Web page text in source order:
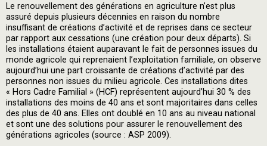
Le renouvellement des générations en agriculture n’est plus
assuré depuis plusieurs décennies en raison du nombre
insuffisant de créations d’activité et de reprises dans ce secteur
par rapport aux cessations (une création pour deux départs). Si
les installations étaient auparavant le fait de personnes issues du
monde agricole qui reprenaient l’exploitation familiale, on observe
aujourd’hui une part croissante de créations d’activité par des
personnes non issues du milieu agricole. Ces installations dites
« Hors Cadre Familial » (HCF) représentent aujourd’hui 30 % des
installations des moins de 40 ans et sont majoritaires dans celles
des plus de 40 ans. Elles ont doublé en 10 ans au niveau national
et sont une des solutions pour assurer le renouvellement des
générations agricoles (source : ASP 2009).